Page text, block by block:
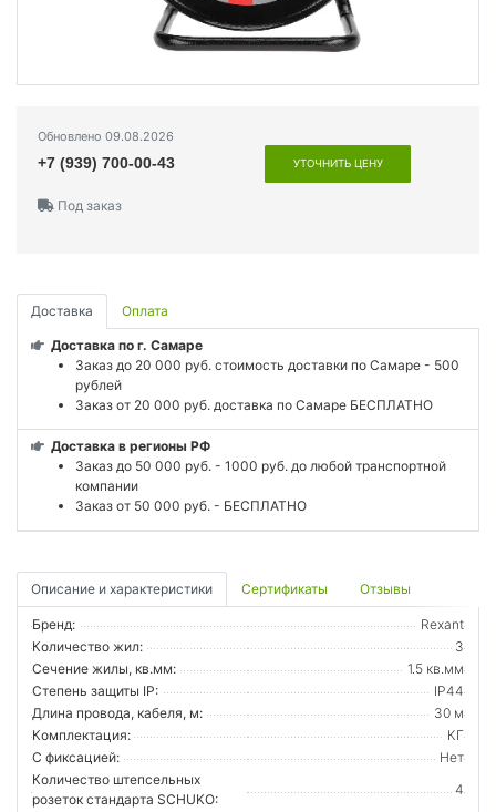
Обновлено 09.08.2026
+7 (939) 700-00-43 УТОЧНИТЬ ЦЕНУ
Под заказ
Доставка Оплата
Доставка по г. Самаре
Заказ до 20 000 руб. стоимость доставки по Самаре - 500
рублей
Заказ от 20 000 руб. доставка по Самаре БЕСПЛАТНО
Доставка в регионы РФ
Заказ до 50 000 руб. - 1000 руб. до любой транспортной
компании
Заказ от 50 000 руб. - БЕСПЛАТНО
Описание и характеристики Сертификаты Отзывы
Бренд:
Rexant
Количество жил:
3
Сечение жилы, кв.мм:
1.5 кв.мм
Степень защиты IP:
IP44
Длина провода, кабеля, м:
30 м
Комплектация:
КГ
С фиксацией:
Нет
Количество штепсельных
розеток стандарта SCHUKO:
4